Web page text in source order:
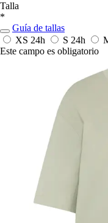
Talla
*
Guía de tallas
XS 24h S 24h
Este campo es obligatorio